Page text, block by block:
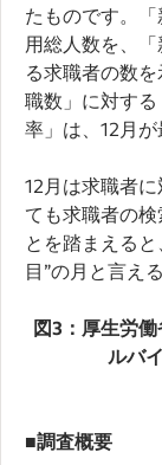
たものです。
用総人数を、
る求職者の数
職数」に対す
率」は、12月が
12月は求職者
ても求職者の
とを踏まえる
目”の月と言え
図3 ：厚生労
ルバ
■調査概要